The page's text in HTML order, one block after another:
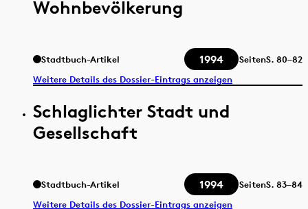
Wohnbevölkerung
Stadtbuch-Artikel 1994 SeitenS. 80–82
Weitere Details des Dossier-Eintrags anzeigen
Schlaglichter Stadt und
Gesellschaft
Stadtbuch-Artikel 1994 SeitenS. 83–84
Weitere Details des Dossier-Eintrags anzeigen